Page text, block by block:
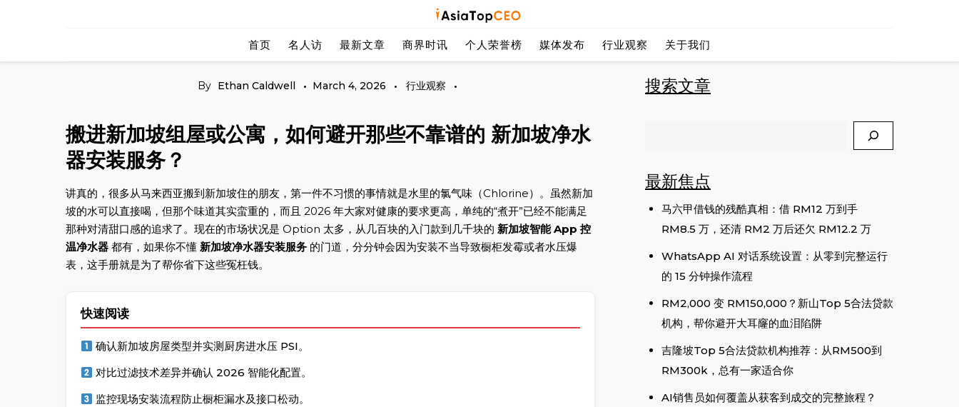
首页 名人访 最新文章 商界时讯 个人荣誉榜 媒体发布 行业观察 关于我们
By Ethan Caldwell March 4, 2026 行业观察
搬进新加坡组屋或公寓，如何避开那些不靠谱的 新加坡净水
器安装服务？
讲真的，很多从马来西亚搬到新加坡住的朋友，第一件不习惯的事情就是水里的氯气味（Chlorine）。虽然新加
坡的水可以直接喝，但那个味道其实蛮重的，而且 2026 年大家对健康的要求更高，单纯的“煮开”已经不能满足
那种对清甜口感的追求了。现在的市场状况是 Option 太多，从几百块的入门款到几千块的 新加坡智能 App 控
温净水器 都有，如果你不懂 新加坡净水器安装服务 的门道，分分钟会因为安装不当导致橱柜发霉或者水压爆
表，这手册就是为了帮你省下这些冤枉钱。
快速阅读
确认新加坡房屋类型并实测厨房进水压 PSI。
对比过滤技术差异并确认 2026 智能化配置。
监控现场安装流程防止橱柜漏水及接口松动。
搜索文章
最新焦点
马六甲借钱的残酷真相：借 RM12 万到手
RM8.5 万，还清 RM2 万后还欠 RM12.2 万
WhatsApp AI 对话系统设置：从零到完整运行
的 15 分钟操作流程
RM2,000 变 RM150,000？新山Top 5合法贷款
机构，帮你避开大耳窿的血泪陷阱
吉隆坡Top 5合法贷款机构推荐：从RM500到
RM300k，总有一家适合你
AI销售员如何覆盖从获客到成交的完整旅程？